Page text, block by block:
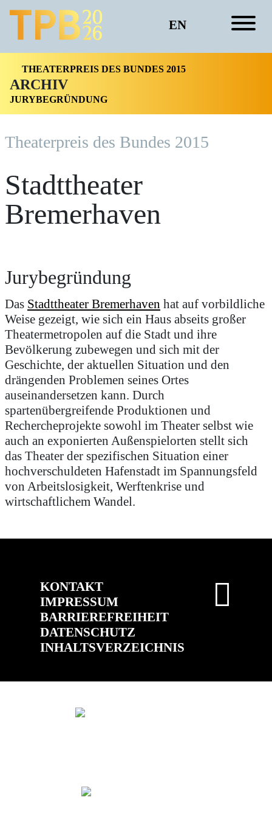
EN
THEATERPREIS DES BUNDES 2015
ARCHIV
JURYBEGRÜNDUNG
Theater­preis des Bundes 2015
Stadttheater
Bremerhaven
Jurybegründung
Das Stadttheater Bremerhaven hat auf vorbildliche
Weise gezeigt, wie sich ein Haus abseits großer
Theatermetropolen auf die Stadt und ihre
Bevölkerung zubewegen und sich mit der
Geschichte, der aktuellen Situation und den
drängenden Problemen seines Ortes
auseinandersetzen kann. Durch
spartenübergreifende Produktionen und
Rechercheprojekte sowohl im Theater selbst wie
auch an exponierten Außenspielorten stellt sich
das Theater der spezifischen Situation einer
hochverschuldeten Hafenstadt im Spannungsfeld
von Arbeitslosigkeit, Werftenkrise und
wirtschaftlichem Wandel.
KONTAKT
IMPRESSUM
BARRIEREFREIHEIT
DATENSCHUTZ
INHALTSVERZEICHNIS
(ÖFFNET IN NEUEM TAB)